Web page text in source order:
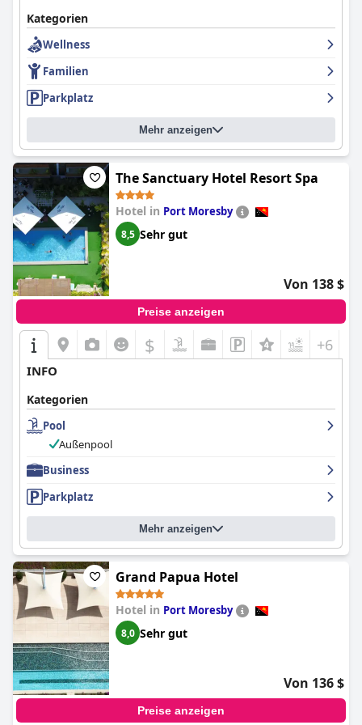
Kategorien
Wellness
Familien
Parkplatz
Mehr anzeigen
The Sanctuary Hotel Resort Spa
Hotel in Port Moresby
8,5 Sehr gut
Von 138 $
Preise anzeigen
$ +6
INFO
Kategorien
Pool
Außenpool
Business
Parkplatz
Mehr anzeigen
Grand Papua Hotel
Hotel in Port Moresby
8,0 Sehr gut
Von 136 $
Preise anzeigen